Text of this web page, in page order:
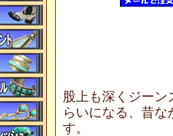
股上も深くジーン
らいになる、昔
す。